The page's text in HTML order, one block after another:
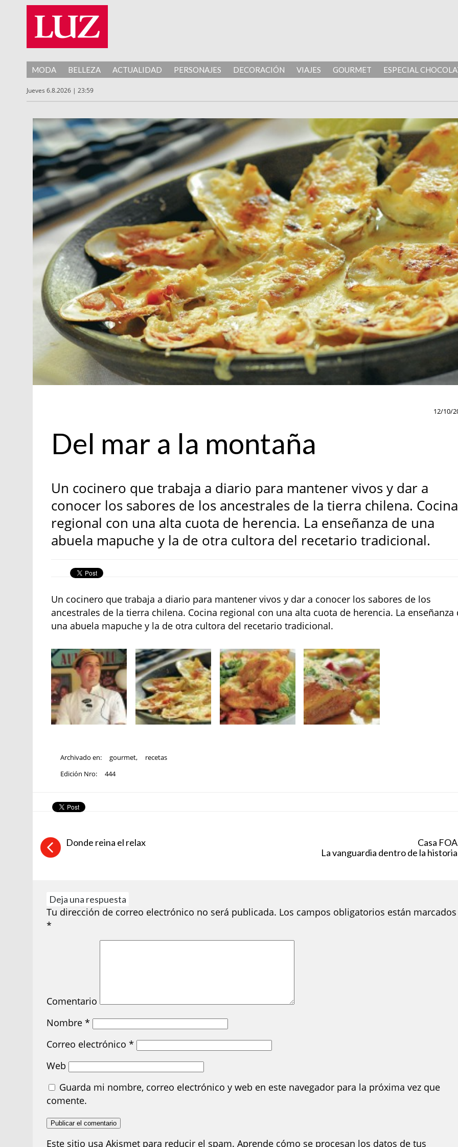
MODA BELLEZA ACTUALIDAD PERSONAJES DECORACIÓN VIAJES GOURMET ESPECIAL
Jueves 6.8.2026 | 23:59
12/10/
Del mar a la montaña
Un cocinero que trabaja a diario para mantener vivos y dar a
conocer los sabores de los ancestrales de la tierra chilena. Cocina
regional con una alta cuota de herencia. La enseñanza de una
abuela mapuche y la de otra cultora del recetario tradicional.
Un cocinero que trabaja a diario para mantener vivos y dar a conocer los sabores de los
ancestrales de la tierra chilena. Cocina regional con una alta cuota de herencia. La enseñanza
una abuela mapuche y la de otra cultora del recetario tradicional.
Archivado en: gourmet,
recetas
Edición Nro:
444
Donde reina el relax
Casa FOA
La vanguardia dentro de la historia
Deja una respuesta
Tu dirección de correo electrónico no será publicada. Los campos obligatorios están
*
Comentario
Nombre*
Correo electrónico*
Web
Guarda mi nombre, correo electrónico y web en este navegador para la próxima vez que
comente.
Este sitio usa Akismet para reducir el spam.Aprende cómo se procesan los datos de tus